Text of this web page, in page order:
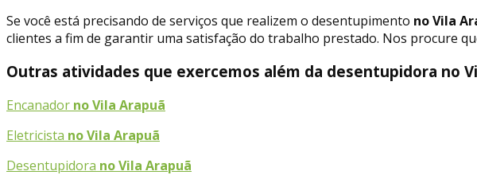
Se você está precisando de serviços que realizem o desentupimento no Vila
clientes a fim de garantir uma satisfação do trabalho prestado. Nos procure
Outras atividades que exercemos além da desentupidora no
Encanador no Vila Arapuã
Eletricista no Vila Arapuã
Desentupidora no Vila Arapuã